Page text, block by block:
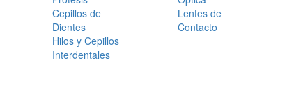
Cepillos de
Dientes
Hilos y Cepillos
Interdentales
Lentes de
Contacto